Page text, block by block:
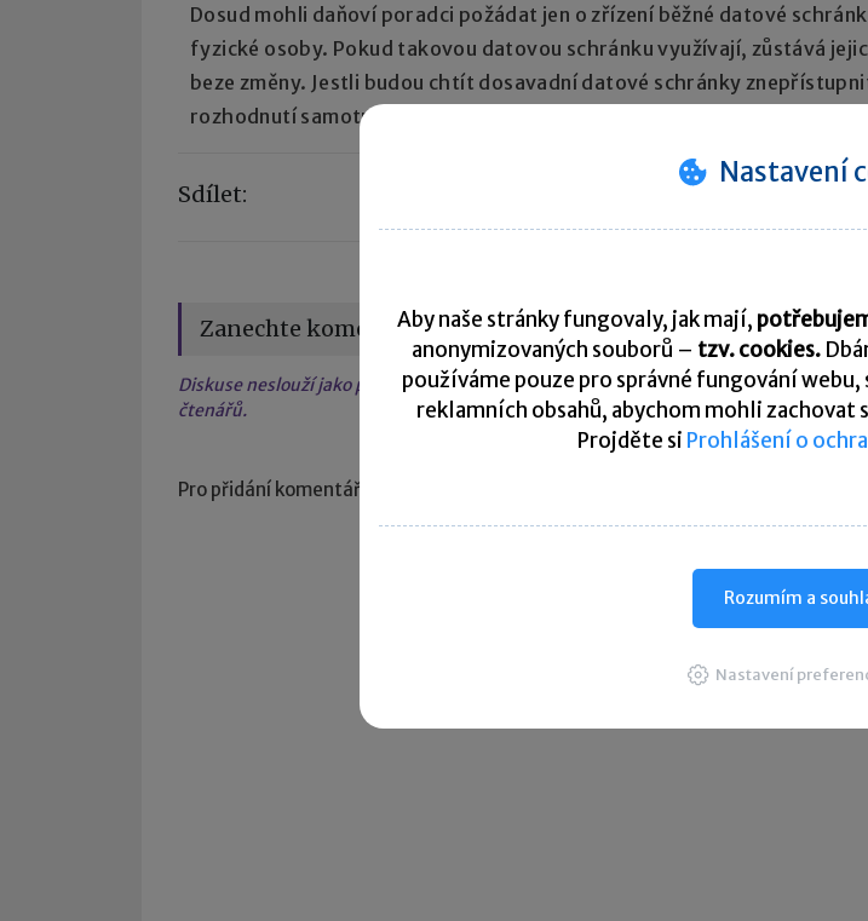
Dosud mohli daňoví poradci požádat jen o zřízení běžné datové
fyzické osoby. Pokud takovou datovou schránku využívají, zůstává
beze změny. Jestli budou chtít dosavadní datové schránky
rozhodnutí samotných držitelů těchto schránek.
Sdílet:
Zanechte komentář
Diskuse neslouží jako právní, daňová či účetní poradna. Je vyhrazena pro
čtenářů.
Pro přidání komentáře se
Nastavení
Aby naše stránky fungovaly, jak mají,
anonymizovaných souborů – tzv. cookies.
používáme pouze pro správné fungování
reklamních obsahů, abychom mohli zachovat
Projděte si Prohlášení o
Rozumím a
Nastavení